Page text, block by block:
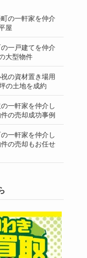
の一軒家を仲介
屋
一戸建てを仲介
大型物件
の資材置き場用
の土地を成約
一軒家を仲介し
の売却成功事例
一軒家を仲介し
の売却もお任せ